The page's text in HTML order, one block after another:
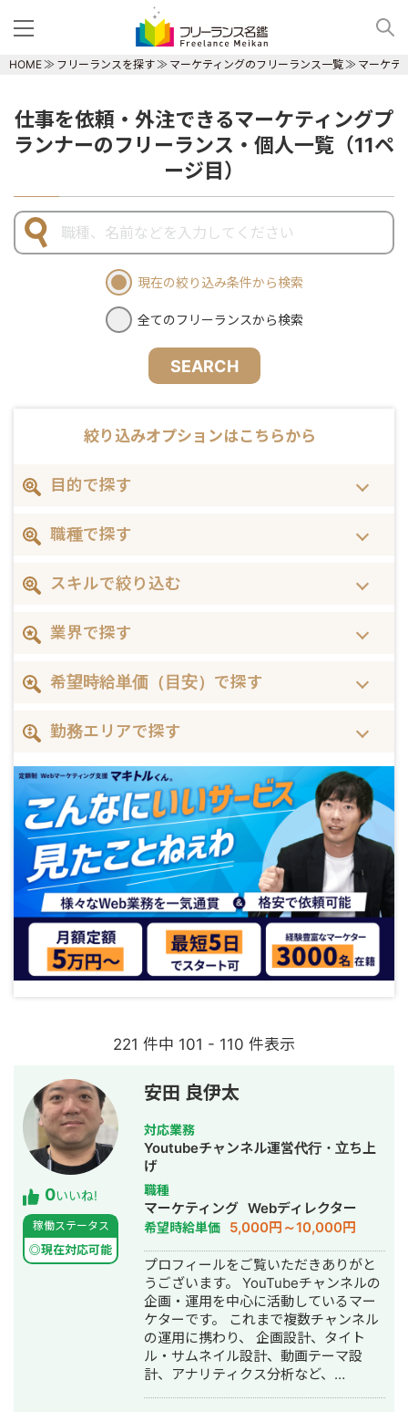
HOME フリーランスを探す マーケティングのフリーランス一覧 マーケテ
仕事を依頼・外注できるマーケティングプ
ランナーのフリーランス・個人一覧（11ペ
ージ目）
現在の絞り込み条件から検索
全てのフリーランスから検索
SEARCH
絞り込みオプションはこちらから
目的で探す
職種で探す
スキルで絞り込む
業界で探す
希望時給単価（目安）で探す
勤務エリアで探す
221 件中 101 - 110 件表示
0いいね!
稼働ステータス
◎現在対応可能
安田 良伊太
対応業務
Youtubeチャンネル運営代行・立ち上
げ
職種
マーケティング Webディレクター
希望時給単価 5,000円～10,000円
プロフィールをご覧いただきありがと
うございます。 YouTubeチャンネルの
企画・運用を中心に活動しているマー
ケターです。 これまで複数チャンネル
の運用に携わり、 企画設計、タイト
ル・サムネイル設計、動画テーマ設
計、アナリティクス分析など、